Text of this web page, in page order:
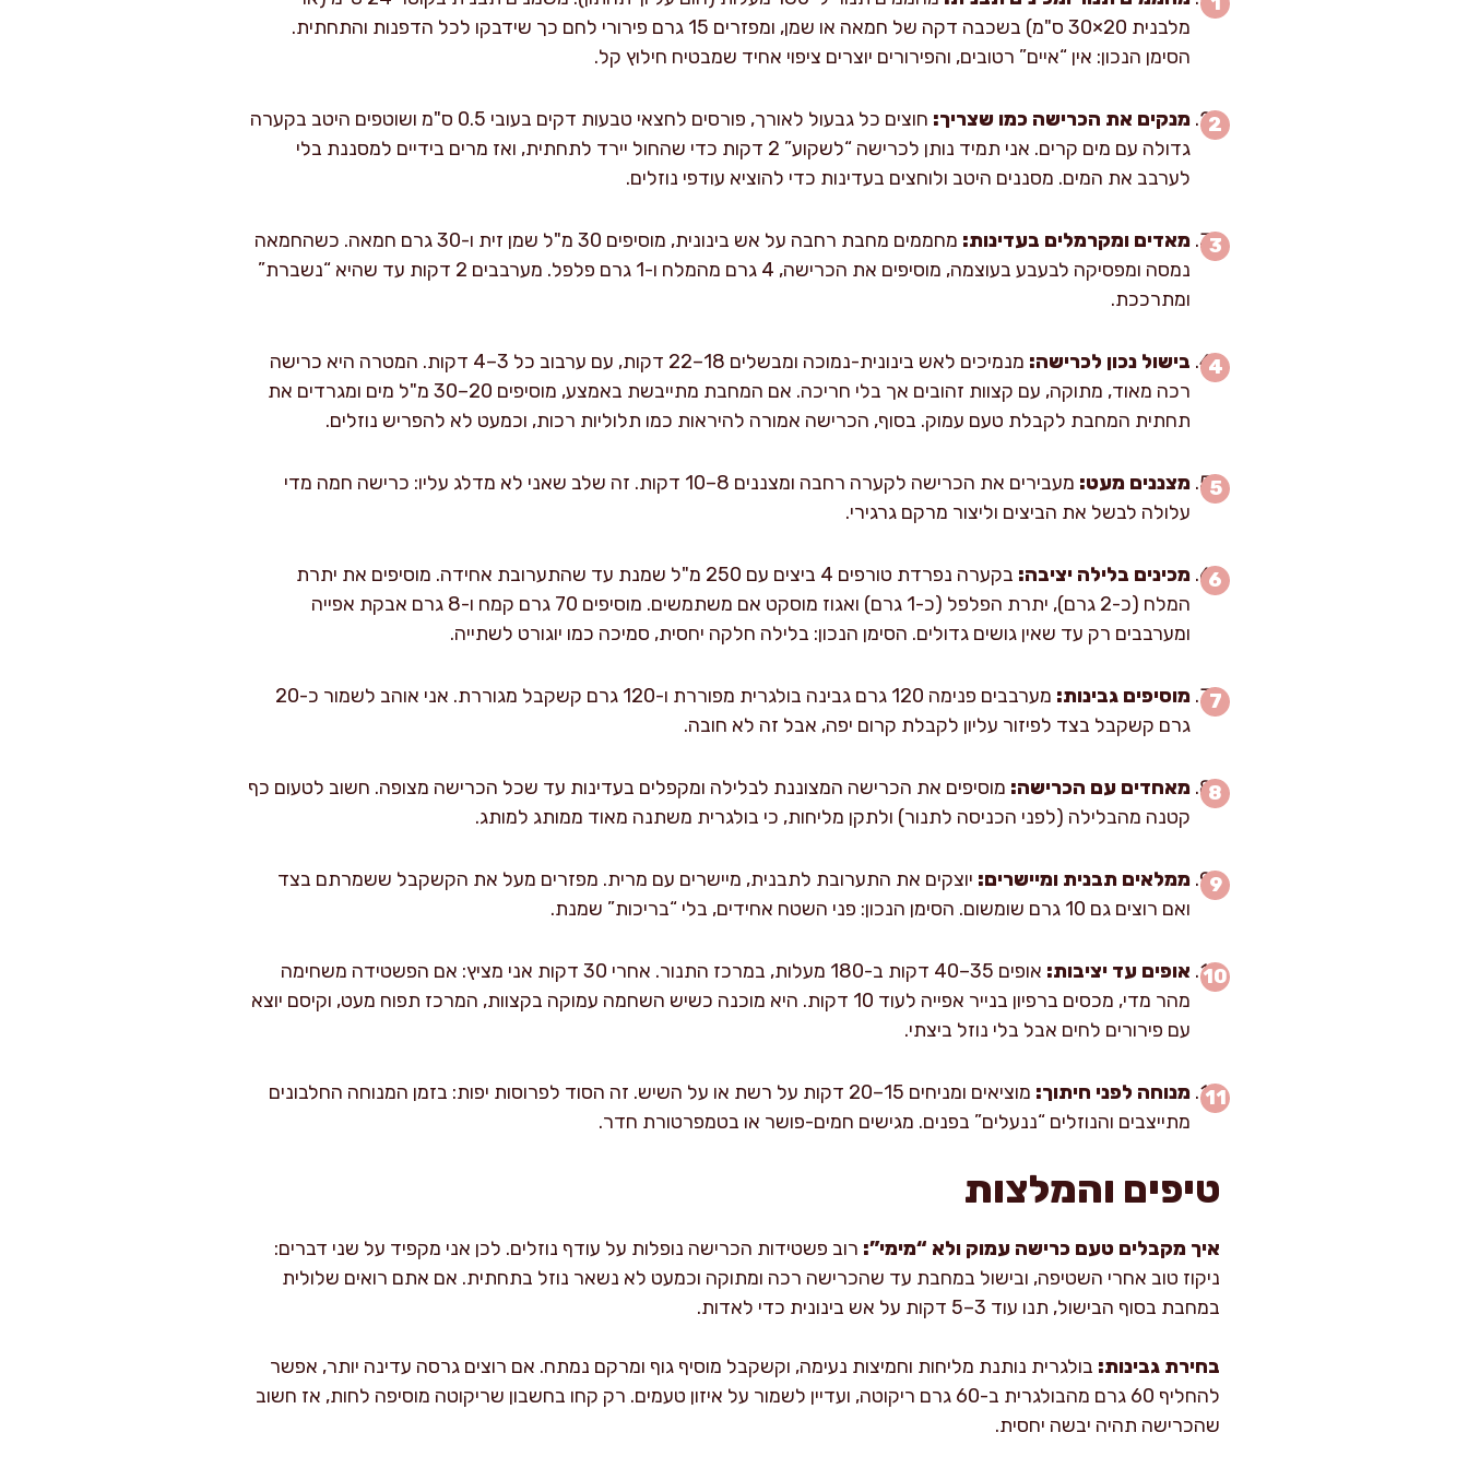
מלבנית 20×30 ס"מ) בשכבה דקה של חמאה או שמן, ומפזרים 15 גרם פירורי לחם כך שידבקו לכל הדפנות והתחתית.
הסימן הנכון: אין “איים” רטובים, והפירורים יוצרים ציפוי אחיד שמבטיח חילוץ קל.
מנקים את הכרישה כמו שצריך:
חוצים כל גבעול לאורך, פורסים לחצאי טבעות דקים בעובי 0.5 ס"מ ושוטפים היטב בקערה
גדולה עם מים קרים. אני תמיד נותן לכרישה “לשקוע” 2 דקות כדי שהחול יירד לתחתית, ואז מרים בידיים למסננת בלי
לערבב את המים. מסננים היטב ולוחצים בעדינות כדי להוציא עודפי נוזלים.
מאדים ומקרמלים בעדינות:
מחממים מחבת רחבה על אש בינונית, מוסיפים 30 מ"ל שמן זית ו-30 גרם חמאה. כשהחמאה
נמסה ומפסיקה לבעבע בעוצמה, מוסיפים את הכרישה, 4 גרם מהמלח ו-1 גרם פלפל. מערבבים 2 דקות עד שהיא “נשברת”
ומתרככת.
בישול נכון לכרישה:
מנמיכים לאש בינונית-נמוכה ומבשלים 18–22 דקות, עם ערבוב כל 3–4 דקות. המטרה היא כרישה
רכה מאוד, מתוקה, עם קצוות זהובים אך בלי חריכה. אם המחבת מתייבשת באמצע, מוסיפים 20–30 מ"ל מים ומגרדים את
תחתית המחבת לקבלת טעם עמוק. בסוף, הכרישה אמורה להיראות כמו תלוליות רכות, וכמעט לא להפריש נוזלים.
מצננים מעט:
מעבירים את הכרישה לקערה רחבה ומצננים 8–10 דקות. זה שלב שאני לא מדלג עליו: כרישה חמה מדי
עלולה לבשל את הביצים וליצור מרקם גרגירי.
מכינים בלילה יציבה:
בקערה נפרדת טורפים 4 ביצים עם 250 מ"ל שמנת עד שהתערובת אחידה. מוסיפים את יתרת
המלח (כ-2 גרם), יתרת הפלפל (כ-1 גרם) ואגוז מוסקט אם משתמשים. מוסיפים 70 גרם קמח ו-8 גרם אבקת אפייה
ומערבבים רק עד שאין גושים גדולים. הסימן הנכון: בלילה חלקה יחסית, סמיכה כמו יוגורט לשתייה.
מוסיפים גבינות:
מערבבים פנימה 120 גרם גבינה בולגרית מפוררת ו-120 גרם קשקבל מגוררת. אני אוהב לשמור כ-20
גרם קשקבל בצד לפיזור עליון לקבלת קרום יפה, אבל זה לא חובה.
מאחדים עם הכרישה: מוסיפים את הכרישה המצוננת לבלילה ומקפלים בעדינות עד שכל הכרישה מצופה. חשוב לטעום כף
קטנה מהבלילה (לפני הכניסה לתנור) ולתקן מליחות, כי בולגרית משתנה מאוד ממותג למותג.
ממלאים תבנית ומיישרים: יוצקים את התערובת לתבנית, מיישרים עם מרית. מפזרים מעל את הקשקבל ששמרתם בצד
ואם רוצים גם 10 גרם שומשום. הסימן הנכון: פני השטח אחידים, בלי “בריכות” שמנת.
אופים עד יציבות:
אופים 35–40 דקות ב-180 מעלות, במרכז התנור. אחרי 30 דקות אני מציץ: אם הפשטידה משחימה
מהר מדי, מכסים ברפיון בנייר אפייה לעוד 10 דקות. היא מוכנה כשיש השחמה עמוקה בקצוות, המרכז תפוח מעט, וקיסם יוצא
עם פירורים לחים אבל בלי נוזל ביצתי.
מנוחה לפני חיתוך:
מוציאים ומניחים 15–20 דקות על רשת או על השיש. זה הסוד לפרוסות יפות: בזמן המנוחה החלבונים
מתייצבים והנוזלים “ננעלים” בפנים. מגישים חמים-פושר או בטמפרטורת חדר.
טיפים והמלצות
איך מקבלים טעם כרישה עמוק ולא “מימי”: רוב פשטידות הכרישה נופלות על עודף נוזלים. לכן אני מקפיד על שני דברים:
ניקוז טוב אחרי השטיפה, ובישול במחבת עד שהכרישה רכה ומתוקה וכמעט לא נשאר נוזל בתחתית. אם אתם רואים שלולית
במחבת בסוף הבישול, תנו עוד 3–5 דקות על אש בינונית כדי לאדות.
בחירת גבינות: בולגרית נותנת מליחות וחמיצות נעימה, וקשקבל מוסיף גוף ומרקם נמתח. אם רוצים גרסה עדינה יותר, אפשר
להחליף 60 גרם מהבולגרית ב-60 גרם ריקוטה, ועדיין לשמור על איזון טעמים. רק קחו בחשבון שריקוטה מוסיפה לחות, אז חשוב
שהכרישה תהיה יבשה יחסית.